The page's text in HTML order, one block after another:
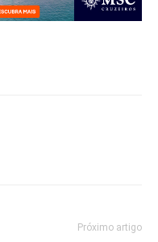
Próximo artigo